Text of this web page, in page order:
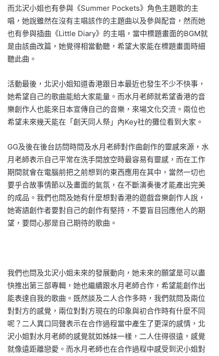
而北沢小姐也有參與《Summer Pockets》角色主題歌的主
唱，她說雖然在沒有主唱該作的主題曲以及參與配音，然而她
也有參與插曲《Little Diary》的主唱，當中標題畫面的BGM就
是由該曲改篇，她覺得相當動聽，希望大家能在標題畫面時細
聽此曲。
活動最後，北沢小姐知道香港跟日本最近也發生不少不快事，
她希望自己的歌曲能給大家能量。而水月老師就希望香港的音
樂創作人也能來日本宣傳自己的音樂，來場文化交流。兩位也
希望未來幾天能在「創天同人祭」內Key社的攤位看到大家。
GG及後在後台訪問時問及水月老師對作曲創作的靈感來源，水
月老師表示自己平常在洗手間放空時最容易有靈感，而在工作
期間就會在電腦前把之前想到的東西應用在其中，當然一切也
要乎合故事情節以及畫面的氣氛，在不斷演奏後才能產出完美
的成品。我們也問及她有什麼想對香港的遊戲音樂創作人說，
她寄語創作者要對自己的創作有堅持，不要盲目回應他人的期
望，要問心那是自己期待的歌曲。
我們也問及北沢小姐未來的發展動向，她未來的願望是可以盡
快推出第三部專輯，她也繼續跟水月老師合作，希望能創作出
能表達自我的歌曲。既然談及二人合作多時，我們就問及兩位
對對方的感覺，兩位對對方現在的印象與初合作時有什麼不同
呢？二人異口同聲表示在合作過程當中產生了更深的感情，北
沢小姐對水月老師的感覺就如姊妹一樣，二人住得很遠，感覺
就像遠距離戀愛。而水月老師也在合作過程中感受到沢小姐對